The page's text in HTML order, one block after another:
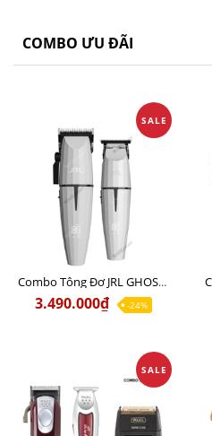
COMBO ƯU ĐÃI
SALE
Combo Tông Đơ JRL GHOST 1 Limited Edition Chính Hãng USA
3.490.000₫ -24%
SALE